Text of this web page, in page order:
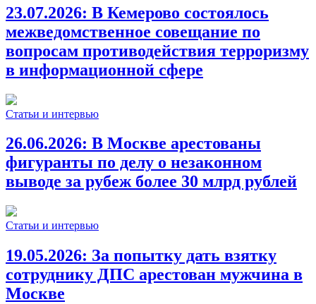
23.07.2026: В Кемерово состоялось
межведомственное совещание по
вопросам противодействия терроризму
в информационной сфере
Статьи и интервью
26.06.2026: В Москве арестованы
фигуранты по делу о незаконном
выводе за рубеж более 30 млрд рублей
Статьи и интервью
19.05.2026: За попытку дать взятку
сотруднику ДПС арестован мужчина в
Москве